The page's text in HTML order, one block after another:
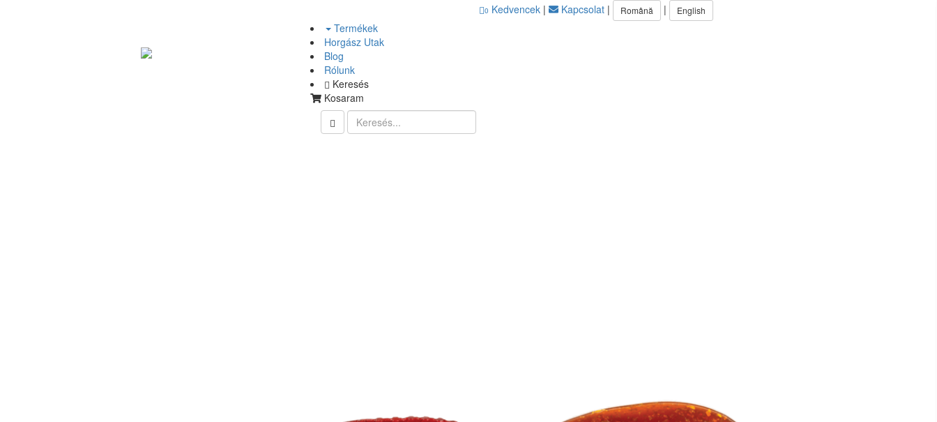
0 Kedvencek | Kapcsolat | Română | English
Termékek
Horgász Utak
Blog
Rólunk
Keresés
Kosaram